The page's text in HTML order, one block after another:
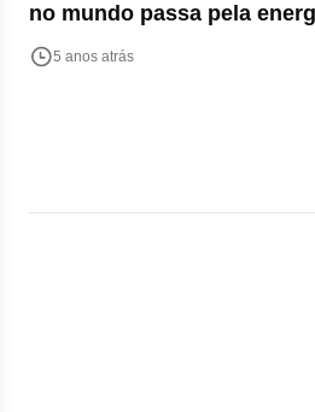
no mundo passa pela
5 anos atrás